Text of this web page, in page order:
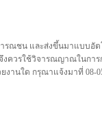
ณชน และส่งขึ้นมาแบบอั
งควรใช้วิจารณญาณในก
งานใด กรุณาแจ้งมาที่